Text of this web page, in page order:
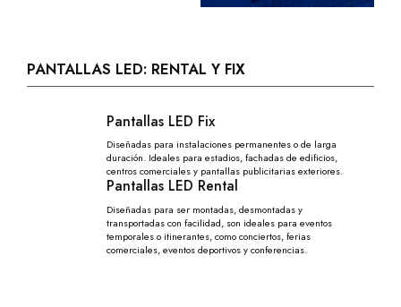
PANTALLAS LED: RENTAL Y FIX
Pantallas LED Fix
Diseñadas para instalaciones permanentes o de larga
duración. Ideales para estadios, fachadas de edificios,
centros comerciales y pantallas publicitarias exteriores.
Pantallas LED Rental
Diseñadas para ser montadas, desmontadas y
transportadas con facilidad, son ideales para eventos
temporales o itinerantes, como conciertos, ferias
comerciales, eventos deportivos y conferencias.